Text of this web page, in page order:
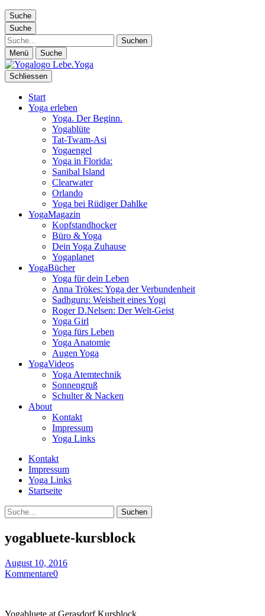
Suche
Suche
Suche
Menü Suche
Schliessen
Start
Yoga erleben
Yoga. Der Beginn.
Yogablüte
Tat-Twam-Asi
Yogaengel
Yoga in Florida:
Sanibal Island
Clearwater
Orlando
Yoga bei Rüdiger Dahlke
YogaMagazin
Kopfstandhocker
Büro & Yoga
Dein Yoga Zuhause
Yogaplanet
YogaBücher
Yoga für dein Leben
Anna Trökes: Yoga der Verbundenheit
Sadhguru: Weisheit eines Yogi
Roger D.Nelsen: Der Welt-Geist
Yoga Girl
Yoga fürs Leben
Yoga Anatomie
Augen Yoga
YogaVideos
Yoga Atemtechnik
Sonnengruß
Schulter & Nacken
About
Kontakt
Impressum
Yoga Links
Kontakt
Impressum
Yoga Links
Startseite
Suche
yogabluete-kursblock
August 10, 2016
Kommentare0
Yogabluete.at Gerasdorf Kursblock